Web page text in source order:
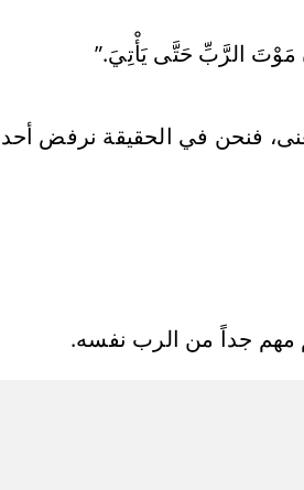
مَوْتَ الرَّبِّ حَتَّى يَأْتِيَ.”
فنحن في الحقيقة نرفض
مهم جداً من الرب نفسه.